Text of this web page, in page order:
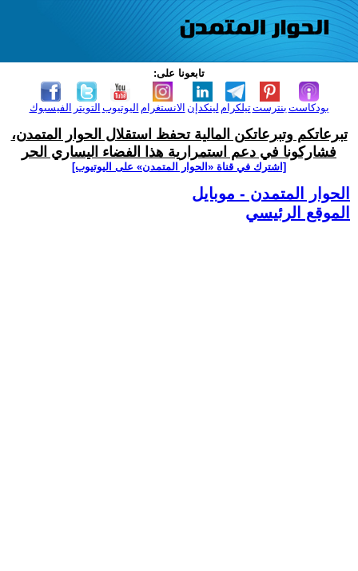
تابعونا على:
الفيسبوك التويتر اليوتيوب الانستغرام لينكدإن تيلكرامبنترست بودكاست
تبرعاتكم وتبرعاتكن المالية تحفظ استقلال الحوار المتمدن،
فشاركونا في دعم استمرارية هذا الفضاء اليساري الحر
[اشترك في قناة ‫«الحوار المتمدن» على اليوتيوب]
الحوار المتمدن - موبايل
الموقع الرئيسي